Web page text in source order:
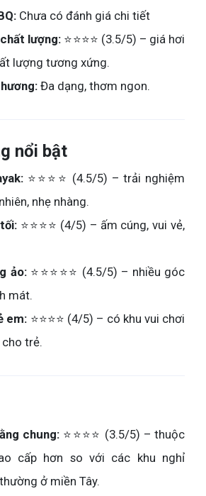
Chưa có đánh giá chi tiết
lượng: ⭐⭐⭐⭐ (3.5/5) – giá hơi
lượng tương xứng.
Đa dạng, thơm ngon.
nổi bật
⭐⭐⭐⭐ (4.5/5) – trải nghiệm
nhẹ nhàng.
⭐⭐⭐⭐ (4/5) – ấm cúng, vui vẻ,
ảo:⭐⭐⭐⭐⭐ (4.5/5) – nhiều góc
mát.
em: ⭐⭐⭐⭐ (4/5) – có khu vui chơi
trẻ.
chung: ⭐⭐⭐⭐ (3.5/5) – thuộc
cấp hơn so với các khu nghỉ
ở miền Tây.